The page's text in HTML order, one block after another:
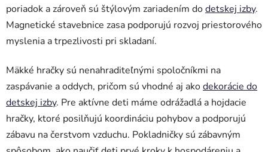
poriadok a zároveň sú štýlovým zariadením dodetskej izby.
Magnetické stavebnice zasa podporujú rozvoj priestorového
myslenia a trpezlivosti pri skladaní.
Mäkké hračky sú nenahraditeľnými spoločníkmi na
zaspávanie a oddych, pričom sú vhodné aj akodekorácie do
detskej izby. Pre aktívne deti máme odrážadlá a hojdacie
hračky, ktoré posilňujú koordináciu pohybov a podporujú
zábavu na čerstvom vzduchu. Pokladničky sú zábavným